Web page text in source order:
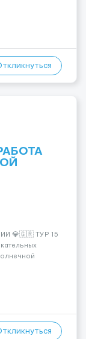
Поток 💝
💎🇬🇷 ТУР 15
🔹